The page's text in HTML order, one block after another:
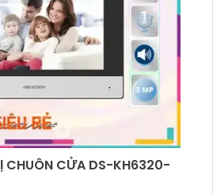
CHUÔN CỬA DS-KH6320-